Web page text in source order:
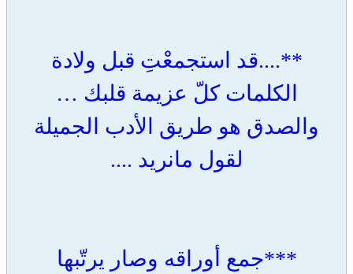
**....قد استجمعْتِ قبل ولادة
الكلمات كلّ عزيمة قلبك …
والصدق هو طريق الأدب الجميلة
لقول مانريد ....
***جمع أوراقه وصار يرتّبها